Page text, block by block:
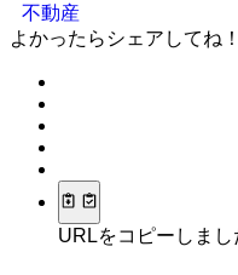
不動産
よかったらシェアしてね！
URLをコピーしまし